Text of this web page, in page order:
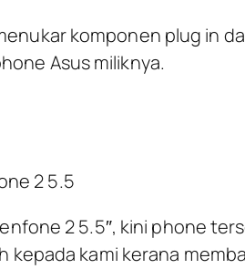
komponen plug in
Asus miliknya.
2 5.5
2 5.5″, kini phone
kepada kami kerana